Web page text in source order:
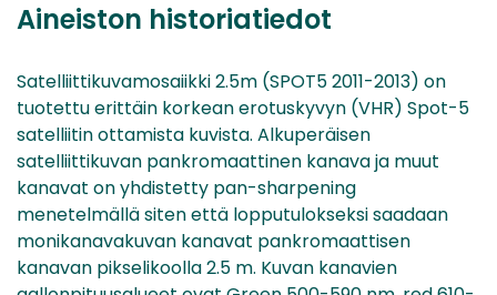
Aineiston historiatiedot
Satelliittikuvamosaiikki 2.5m (SPOT5 2011-2013) on
tuotettu erittäin korkean erotuskyvyn (VHR) Spot-5
satelliitin ottamista kuvista. Alkuperäisen
satelliittikuvan pankromaattinen kanava ja muut
kanavat on yhdistetty pan-sharpening
menetelmällä siten että lopputulokseksi saadaan
monikanavakuvan kanavat pankromaattisen
kanavan pikselikoolla 2.5 m. Kuvan kanavien